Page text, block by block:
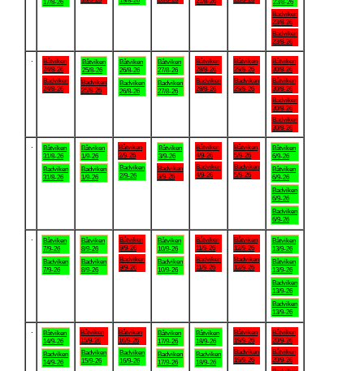
17/8-26
23/8-26
Badviken
23/8-26
Badviken
23/8-26
Båtviken
24/8-26
Badviken
24/8-26
Båtviken
25/8-26
Badviken
25/8-26
Båtviken
26/8-26
Badviken
26/8-26
Båtviken
27/8-26
Badviken
27/8-26
Båtviken
28/8-26
Badviken
28/8-26
Båtviken
29/8-26
Badviken
29/8-26
Båtviken
30/8-26
Båtviken
30/8-26
Badviken
30/8-26
Badviken
30/8-26
Båtviken
31/8-26
Badviken
31/8-26
Båtviken
1/9-26
Badviken
1/9-26
Båtviken
2/9-26
Badviken
2/9-26
Båtviken
3/9-26
Badviken
3/9-26
Båtviken
4/9-26
Badviken
4/9-26
Båtviken
5/9-26
Badviken
5/9-26
Båtviken
6/9-26
Båtviken
6/9-26
Badviken
6/9-26
Badviken
6/9-26
Båtviken
7/9-26
Badviken
7/9-26
Båtviken
8/9-26
Badviken
8/9-26
Båtviken
9/9-26
Badviken
9/9-26
Båtviken
10/9-26
Badviken
10/9-26
Båtviken
11/9-26
Badviken
11/9-26
Båtviken
12/9-26
Badviken
12/9-26
Båtviken
13/9-26
Båtviken
13/9-26
Badviken
13/9-26
Badviken
13/9-26
Båtviken
14/9-26
Badviken
14/9-26
Båtviken
15/9-26
Badviken
15/9-26
Båtviken
16/9-26
Badviken
16/9-26
Båtviken
17/9-26
Badviken
17/9-26
Båtviken
18/9-26
Badviken
18/9-26
Båtviken
19/9-26
Badviken
19/9-26
Båtviken
20/9-26
Båtviken
20/9-26